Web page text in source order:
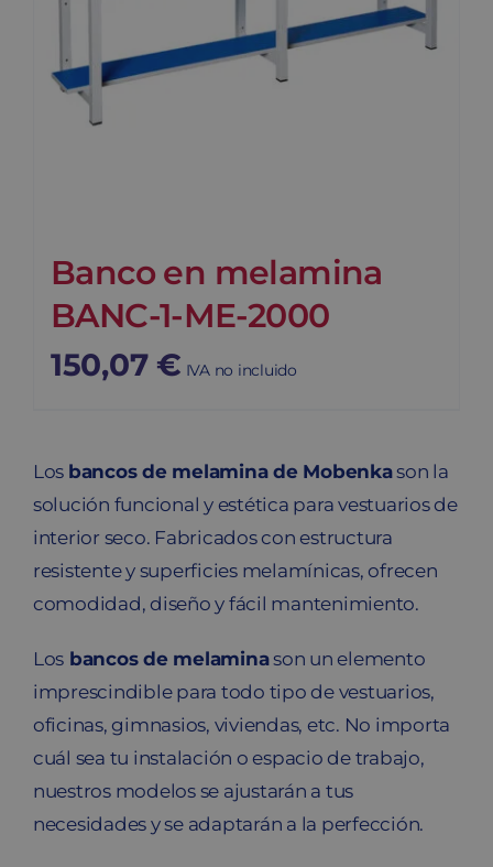
Banco en melamina
BANC-1-ME-2000
150,07 € IVA no incluido
Los bancos de melamina de Mobenkason la
solución funcional y estética para vestuarios de
interior seco. Fabricados con estructura
resistente y superficies melamínicas, ofrecen
comodidad, diseño y fácil mantenimiento.
Los bancos de melaminason un elemento
imprescindible para todo tipo de vestuarios,
oficinas, gimnasios, viviendas, etc. No importa
cuál sea tu instalación o espacio de trabajo,
nuestros modelos se ajustarán a tus
necesidades y se adaptarán a la perfección.